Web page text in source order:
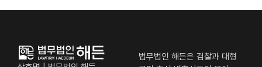
법무법인 해든은 검찰과 대형